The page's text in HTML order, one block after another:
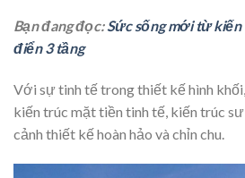
Bạn đang đọc:Sức sống mới từ
điển 3 tầng
Với sự tinh tế trong thiết kế hình
kiến trúc mặt tiền tinh tế, kiến trúc
cảnh thiết kế hoàn hảo và chỉn chu.